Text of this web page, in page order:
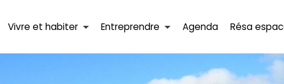
Vivre et habiter Entreprendre Agenda Résa